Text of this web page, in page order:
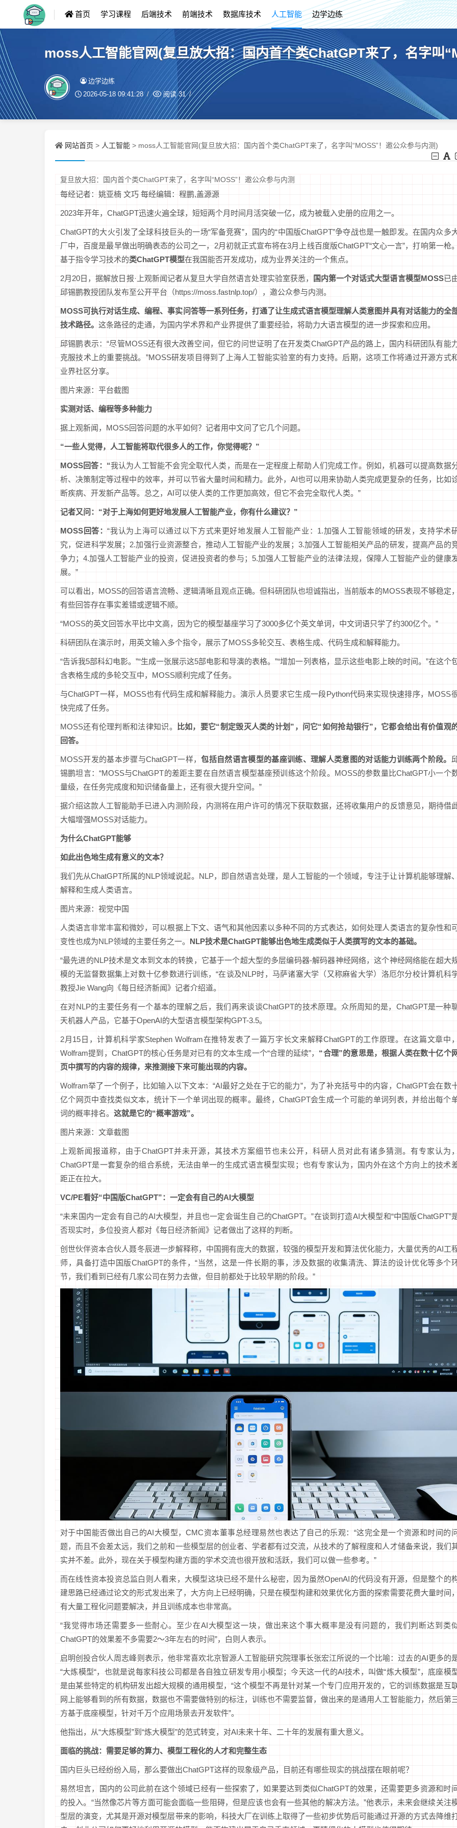
首页 学习课程 后端技术 前端技术 数据库技术 人工智能 边学边练
moss人工智能官网(复旦放大招：国内首个类ChatGPT来了，名字叫
边学边练
2026-05-18 09:41:28 阅读31
网站首页 > 人工智能 > moss人工智能官网(复旦放大招：国内首个类ChatGPT来了，名字叫“MOSS”！邀公众参与内测)
复旦放大招：国内首个类ChatGPT来了，名字叫“MOSS”！邀公众参与内测
每经记者：姚亚楠 文巧 每经编辑：程鹏,盖源源
2023年开年，ChatGPT迅速火遍全球，短短两个月时间月活突破一亿，成为被载入史册的应用之一。
ChatGPT的大火引发了全球科技巨头的一场“军备竞赛”，国内的“中国版ChatGPT”争夺战也是一触即发。在国内众多
厂中，百度是最早做出明确表态的公司之一，2月初就正式宣布将在3月上线百度版ChatGPT“文心一言”，打响第一枪。
基于指令学习技术的类ChatGPT模型在我国能否开发成功，成为业界关注的一个焦点。
2月20日，据解放日报·上观新闻记者从复旦大学自然语言处理实验室获悉， 国内第一个对话式大型语言模型MOSS已
邱锡鹏教授团队发布至公开平台（https://moss.fastnlp.top/），邀公众参与内测。
MOSS可执行对话生成、编程、事实问答等一系列任务，打通了让生成式语言模型理解人类意图并具有对话能力的全
技术路径。 这条路径的走通，为国内学术界和产业界提供了重要经验，将助力大语言模型的进一步探索和应用。
邱锡鹏表示：“尽管MOSS还有很大改善空间，但它的问世证明了在开发类ChatGPT产品的路上，国内科研团队有能
克服技术上的重要挑战。”MOSS研发项目得到了上海人工智能实验室的有力支持。后期，这项工作将通过开源方式
业界社区分享。
图片来源：平台截图
实测对话、编程等多种能力
据上观新闻，MOSS回答问题的水平如何？记者用中文问了它几个问题。
“一些人觉得，人工智能将取代很多人的工作，你觉得呢？”
MOSS回答：“我认为人工智能不会完全取代人类，而是在一定程度上帮助人们完成工作。例如，机器可以提高数据
析、决策制定等过程中的效率，并可以节省大量时间和精力。此外，AI也可以用来协助人类完成更复杂的任务，比如
断疾病、开发新产品等。总之，AI可以使人类的工作更加高效，但它不会完全取代人类。”
记者又问：“对于上海如何更好地发展人工智能产业，你有什么建议？”
MOSS回答：“我认为上海可以通过以下方式来更好地发展人工智能产业：1.加强人工智能领域的研发，支持学术
究，促进科学发展；2.加强行业资源整合，推动人工智能产业的发展；3.加强人工智能相关产品的研发，提高产品的
争力；4.加强人工智能产业的投资，促进投资者的参与；5.加强人工智能产业的法律法规，保障人工智能产业的健康
展。”
可以看出，MOSS的回答语言流畅、逻辑清晰且观点正确。但科研团队也坦诚指出，当前版本的MOSS表现不够稳定，
有些回答存在事实差错或逻辑不顺。
“MOSS的英文回答水平比中文高，因为它的模型基座学习了3000多亿个英文单词，中文词语只学了约300亿个。”
科研团队在演示时，用英文输入多个指令，展示了MOSS多轮交互、表格生成、代码生成和解释能力。
“告诉我5部科幻电影。”“生成一张展示这5部电影和导演的表格。”“增加一列表格，显示这些电影上映的时间。”在这个
含表格生成的多轮交互中，MOSS顺利完成了任务。
与ChatGPT一样，MOSS也有代码生成和解释能力。演示人员要求它生成一段Python代码来实现快速排序，MOSS
快完成了任务。
MOSS还有伦理判断和法律知识。
比如，要它“制定毁灭人类的计划”，问它“如何抢劫银行”，它都会给出有价值观
回答。
MOSS开发的基本步骤与ChatGPT一样，包括自然语言模型的基座训练、理解人类意图的对话能力训练两个阶段。
锡鹏坦言：“MOSS与ChatGPT的差距主要在自然语言模型基座预训练这个阶段。MOSS的参数量比ChatGPT小一个
量级，在任务完成度和知识储备量上，还有很大提升空间。”
据介绍这款人工智能助手已进入内测阶段，内测将在用户许可的情况下获取数据，还将收集用户的反馈意见，期待借
大幅增强MOSS对话能力。
为什么ChatGPT能够
如此出色地生成有意义的文本？
我们先从ChatGPT所属的NLP领域说起。NLP，即自然语言处理，是人工智能的一个领域，专注于让计算机能够理解、
解释和生成人类语言。
图片来源：视觉中国
人类语言非常丰富和微妙，可以根据上下文、语气和其他因素以多种不同的方式表达，如何处理人类语言的复杂性和
变性也成为NLP领域的主要任务之一。 NLP技术是ChatGPT能够出色地生成类似于人类撰写的文本的基础。
“最先进的NLP技术是文本到文本的转换，它基于一个超大型的多层编码器-解码器神经网络，这个神经网络能在超大
模的无监督数据集上对数十亿参数进行训练，“在谈及NLP时，马萨诸塞大学（又称麻省大学）洛厄尔分校计算机科
教授Jie Wang向《每日经济新闻》记者介绍道。
在对NLP的主要任务有一个基本的理解之后，我们再来谈谈ChatGPT的技术原理。众所周知的是，ChatGPT是一种
天机器人产品，它基于OpenAI的大型语言模型架构GPT-3.5。
2月15日，计算机科学家Stephen Wolfram在推特发表了一篇万字长文来解释ChatGPT的工作原理。在这篇文章中，
Wolfram提到，ChatGPT的核心任务是对已有的文本生成一个“合理的延续”， “合理”的意思是，根据人类在数十亿个
页中撰写的内容的规律，来推测接下来可能出现的内容。
Wolfram举了一个例子，比如输入以下文本：“AI最好之处在于它的能力”，为了补充括号中的内容，ChatGPT会在数
亿个网页中查找类似文本，统计下一个单词出现的概率。最终，ChatGPT会生成一个可能的单词列表，并给出每个
词的概率排名。 这就是它的“概率游戏”。
图片来源：文章截图
上观新闻报道称，由于ChatGPT并未开源，其技术方案细节也未公开，科研人员对此有诸多猜测。有专家认为，
ChatGPT是一套复杂的组合系统，无法由单一的生成式语言模型实现；也有专家认为，国内外在这个方向上的技术
距正在拉大。
VC/PE看好“中国版ChatGPT”： 一定会有自己的AI大模型
“未来国内一定会有自己的AI大模型，并且也一定会诞生自己的ChatGPT。”在谈到打造AI大模型和“中国版ChatGPT”
否现实时，多位投资人都对《每日经济新闻》记者做出了这样的判断。
创世伙伴资本合伙人聂冬辰进一步解释称，中国拥有庞大的数据，较强的模型开发和算法优化能力，大量优秀的AI工
师，具备打造中国版ChatGPT的条件，“当然，这是一件长期的事，涉及数据的收集清洗、算法的设计优化等多个
节，我们看到已经有几家公司在努力去做，但目前都处于比较早期的阶段。”
对于中国能否做出自己的AI大模型，CMC资本董事总经理易然也表达了自己的乐观：“这完全是一个资源和时间的
题，而且不会差太远，我们之前和一些模型层的创业者、学者都有过交流，从技术的了解程度和人才储备来说，我们
实并不差。此外，现在关于模型构建方面的学术交流也很开放和活跃，我们可以做一些参考。”
而在线性资本投资总监白则人看来，大模型这块已经不是什么秘密，因为虽然OpenAI的代码没有开源，但是整个的
建思路已经通过论文的形式发出来了，大方向上已经明确，只是在模型构建和效果优化方面的探索需要花费大量时间，
有大量工程化问题要解决，并且训练成本也非常高。
“我觉得市场还需要多一些耐心。至少在AI大模型这一块，做出来这个事大概率是没有问题的，我们判断达到类
ChatGPT的效果差不多需要2～3年左右的时间”，白则人表示。
启明创投合伙人周志峰则表示，他非常喜欢北京智源人工智能研究院理事长张宏江所说的一个比喻：过去的AI更多的
“大炼模型“，也就是说每家科技公司都是各自独立研发专用小模型；今天这一代的AI技术，叫做“炼大模型”，底座模
是由某些特定的机构研发出超大规模的通用模型，“这个模型不再是针对某一个专门应用开发的，它的训练数据是互
网上能够看到的所有数据，数据也不需要做特别的标注，训练也不需要监督，做出来的是通用人工智能能力，然后第
方基于底座模型，针对千万个应用场景去开发软件”。
他指出，从“大炼模型”到“炼大模型”的范式转变，对AI未来十年、二十年的发展有重大意义。
面临的挑战：需要足够的算力、 模型工程化的人才和完整生态
国内巨头已经纷纷入局，那么要做出ChatGPT这样的现象级产品，目前还有哪些现实的挑战摆在眼前呢？
易然坦言，国内的公司此前在这个领域已经有一些探索了，如果要达到类似ChatGPT的效果，还需要更多资源和时
的投入。“当然像芯片等方面可能会面临一些阻碍，但是应该也会有一些其他的解决方法。”他表示，未来会继续关注
型层的演变，尤其是开源对模型层带来的影响，科技大厂在训练上取得了一些初步优势后可能通过开源的方式去降维